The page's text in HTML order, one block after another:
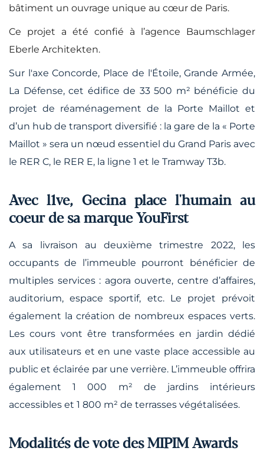
bâtiment un ouvrage unique au cœur de Paris.
Ce projet a été confié à l’agence Baumschlager
Eberle Architekten.
Sur l'axe Concorde, Place de l'Étoile, Grande Armée,
La Défense, cet édifice de 33 500 m² bénéficie du
projet de réaménagement de la Porte Maillot et
d’un hub de transport diversifié : la gare de la « Porte
Maillot » sera un nœud essentiel du Grand Paris avec
le RER C, le RER E, la ligne 1 et le Tramway T3b.
Avec l1ve, Gecina place l'humain au
coeur de sa marque YouFirst
A sa livraison au deuxième trimestre 2022, les
occupants de l’immeuble pourront bénéficier de
multiples services : agora ouverte, centre d’affaires,
auditorium, espace sportif, etc. Le projet prévoit
également la création de nombreux espaces verts.
Les cours vont être transformées en jardin dédié
aux utilisateurs et en une vaste place accessible au
public et éclairée par une verrière. L’immeuble offrira
également 1 000 m² de jardins intérieurs
accessibles et 1 800 m² de terrasses végétalisées.
Modalités de vote des MIPIM Awards